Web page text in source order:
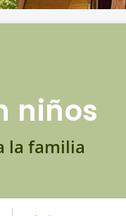
niños
la familia